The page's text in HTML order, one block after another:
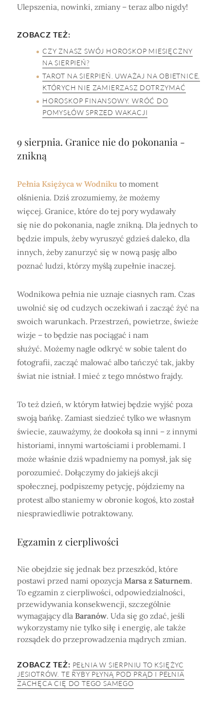
Ulepszenia, nowinki, zmiany – teraz albo nigdy!
ZOBACZ TEŻ:
CZY ZNASZ SWÓJ HOROSKOP MIESIĘCZNY
NA SIERPIEŃ?
TAROT NA SIERPIEŃ. UWAŻAJ NA OBIETNICE,
KTÓRYCH NIE ZAMIERZASZ DOTRZYMAĆ
HOROSKOP FINANSOWY. WRÓĆ DO
POMYSŁÓW SPRZED WAKACJI
9 sierpnia. Granice nie do pokonania -
znikną
Pełnia Księżyca w Wodniku to moment
olśnienia. Dziś zrozumiemy, że możemy
więcej. Granice, które do tej pory wydawały
się nie do pokonania, nagle znikną. Dla jednych to
będzie impuls, żeby wyruszyć gdzieś daleko, dla
innych, żeby zanurzyć się w nową pasję albo
poznać ludzi, którzy myślą zupełnie inaczej.
Wodnikowa pełnia nie uznaje ciasnych ram. Czas
uwolnić się od cudzych oczekiwań i zacząć żyć na
swoich warunkach. Przestrzeń, powietrze, świeże
wizje – to będzie nas pociągać i nam
służyć. Możemy nagle odkryć w sobie talent do
fotografii, zacząć malować albo tańczyć tak, jakby
świat nie istniał. I mieć z tego mnóstwo frajdy.
To też dzień, w którym łatwiej będzie wyjść poza
swoją bańkę. Zamiast siedzieć tylko we własnym
świecie, zauważymy, że dookoła są inni – z innymi
historiami, innymi wartościami i problemami. I
może właśnie dziś wpadniemy na pomysł, jak się
porozumieć. Dołączymy do jakiejś akcji
społecznej, podpiszemy petycję, pójdziemy na
protest albo staniemy w obronie kogoś, kto został
niesprawiedliwie potraktowany.
Egzamin z cierpliwości
Nie obejdzie się jednak bez przeszkód, które
postawi przed nami opozycja Marsa z Saturnem.
To egzamin z cierpliwości, odpowiedzialności,
przewidywania konsekwencji, szczególnie
wymagający dla Baranów. Uda się go zdać, jeśli
wykorzystamy nie tylko siłę i energię, ale także
rozsądek do przeprowadzenia mądrych zmian.
ZOBACZ TEŻ: PEŁNIA W SIERPNIU TO KSIĘŻYC
JESIOTRÓW. TE RYBY PŁYNĄ POD PRĄD I PEŁNIA
ZACHĘCA CIĘ DO TEGO SAMEGO